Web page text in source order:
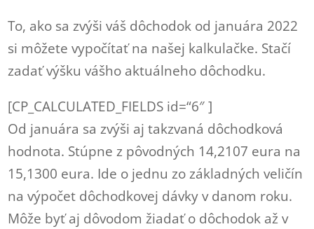
To, ako sa zvýši váš dôchodok od januára 2022
si môžete vypočítať na našej kalkulačke. Stačí
zadať výšku vášho aktuálneho dôchodku.
[CP_CALCULATED_FIELDS id=“6″ ]
Od januára sa zvýši aj takzvaná dôchodková
hodnota. Stúpne z pôvodných 14,2107 eura na
15,1300 eura. Ide o jednu zo základných veličín
na výpočet dôchodkovej dávky v danom roku.
Môže byť aj dôvodom žiadať o dôchodok až v